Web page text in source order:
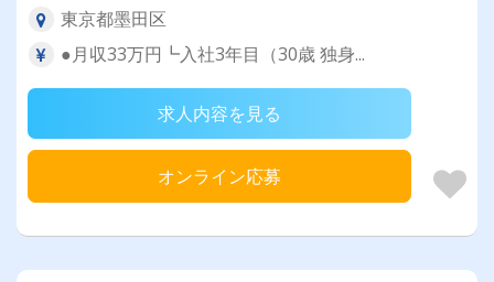
東京都墨田区
●月収33万円┗入社3年目（30歳 独身...
求人内容を見る
オンライン応募